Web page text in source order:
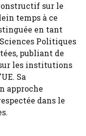
sur le
temps à ce
en tant
Politiques
publiant de
les institutions
Sa
approche
dans le